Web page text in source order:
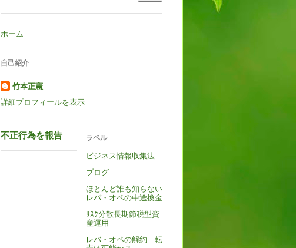
ホーム
自己紹介
竹本正憲
詳細プロフィールを表示
不正行為を報告 ラベル
ビジネス情報収集法
ブログ
ほとんど誰も知らない
レバ・オペの中途換金
ﾘｽｸ分散長期節税型資
産運用
レバ・オペの解約 転